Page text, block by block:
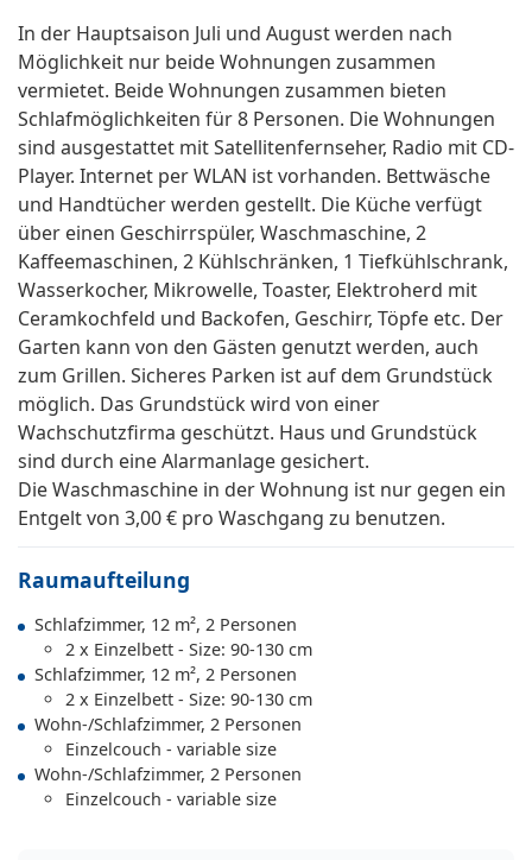
In der Hauptsaison Juli und August werden nach
Möglichkeit nur beide Wohnungen zusammen
vermietet. Beide Wohnungen zusammen bieten
Schlafmöglichkeiten für 8 Personen. Die Wohnungen
sind ausgestattet mit Satellitenfernseher, Radio mit CD-
Player. Internet per WLAN ist vorhanden. Bettwäsche
und Handtücher werden gestellt. Die Küche verfügt
über einen Geschirrspüler, Waschmaschine, 2
Kaffeemaschinen, 2 Kühlschränken, 1 Tiefkühlschrank,
Wasserkocher, Mikrowelle, Toaster, Elektroherd mit
Ceramkochfeld und Backofen, Geschirr, Töpfe etc. Der
Garten kann von den Gästen genutzt werden, auch
zum Grillen. Sicheres Parken ist auf dem Grundstück
möglich. Das Grundstück wird von einer
Wachschutzfirma geschützt. Haus und Grundstück
sind durch eine Alarmanlage gesichert.
Die Waschmaschine in der Wohnung ist nur gegen ein
Entgelt von 3,00 € pro Waschgang zu benutzen.
Raumaufteilung
Schlafzimmer, 12 m², 2 Personen
2 x Einzelbett - Size: 90-130 cm
Schlafzimmer, 12 m², 2 Personen
2 x Einzelbett - Size: 90-130 cm
Wohn-/Schlafzimmer, 2 Personen
Einzelcouch - variable size
Wohn-/Schlafzimmer, 2 Personen
Einzelcouch - variable size